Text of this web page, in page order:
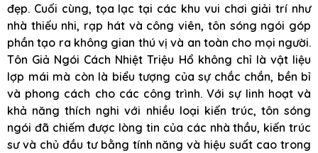
đẹp. Cuối cùng, tọa lạc tại các khu vui chơi giải trí như
nhà thiếu nhi, rạp hát và công viên, tôn sóng ngói góp
phần tạo ra không gian thú vị và an toàn cho mọi người.
Tôn Giả Ngói Cách Nhiệt Triệu Hổ không chỉ là vật liệu
lợp mái mà còn là biểu tượng của sự chắc chắn, bền bỉ
và phong cách cho các công trình. Với sự linh hoạt và
khả năng thích nghi với nhiều loại kiến trúc, tôn sóng
ngói đã chiếm được lòng tin của các nhà thầu, kiến trúc
sư và chủ đầu tư bằng tính năng và hiệu suất cao trong